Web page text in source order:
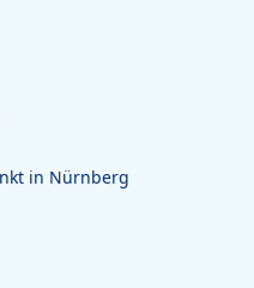
in Nürnberg